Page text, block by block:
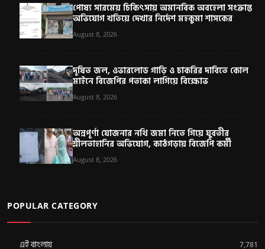
পোষ্য সারমেয় চিকিৎসায় অমানবিক অবহেলা সংক্রান্ত
অভিযোগ খতিয়ে দেখার নির্দেশ মহকুমা শাসকের
August 8, 2026
দূষিত জল, ওভারলোড গাড়ি ও চাকরির দাবিতে কোল
মাইনে বিজেপির পতাকা লাগিয়ে বিক্ষোভ
August 8, 2026
অন্নপূর্ণা যোজনার নথি জমা নিতে গিয়ে যুবতীর
শ্লীলতাহানির অভিযোগ, কাঠগড়ায় বিজেপি কর্মী
August 8, 2026
POPULAR CATEGORY
এই বাংলায় 7,781